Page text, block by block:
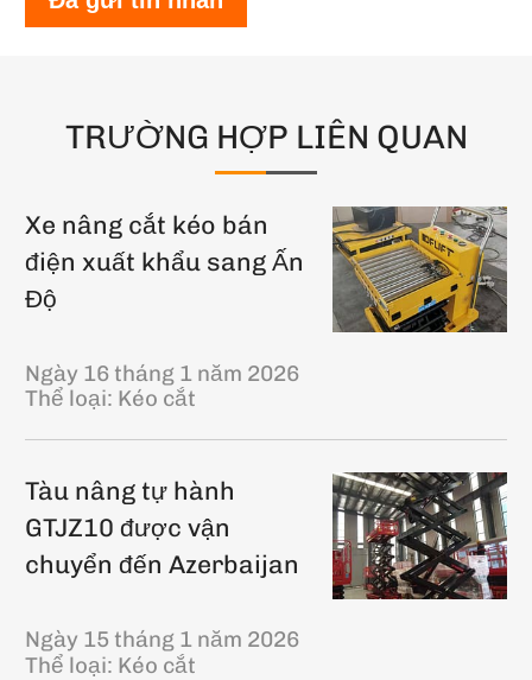
TRƯỜNG HỢP LIÊN QUAN
Xe nâng cắt kéo bán
điện xuất khẩu sang Ấn
Độ
Ngày 16 tháng 1 năm 2026
Thể loại: Kéo cắt
Tàu nâng tự hành
GTJZ10 được vận
chuyển đến Azerbaijan
Ngày 15 tháng 1 năm 2026
Thể loại: Kéo cắt